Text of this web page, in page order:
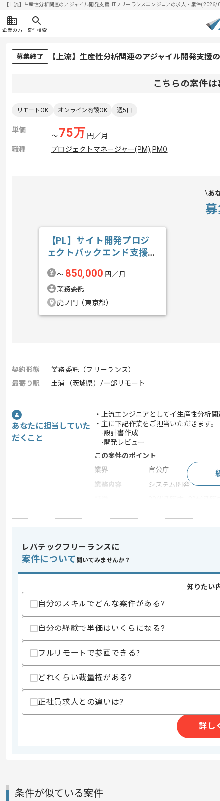
【上流】生産性分析関連のアジャイル開発支援| ITフリーランスエンジニアの求人・案件
企業の方 案件検索
募集終了 【上流】生産性分析関連のアジャイル開発支援
こちらの案件
リモートOK オンライン商談OK 週5日
単価
〜75万 円／月
職種
プロジェクトマネージャー(PM), PMO
あ
【PL】サイト開発プロジ
ェクトバックエンド支援の
〜 850,000 円／月
業務委託
虎ノ門（東京都）
契約形態
業務委託（フリーランス）
最寄り駅
土浦（茨城県）/一部リモート
あなたに担当していた
だくこと
・上流エンジニアとしてイ生産性分析
・主に下記作業をご担当いただきます。
-設計書作成
-開発レビュー
この案件のポイント
業界
官公庁
業務内容
システム開発
スキル
・アジャイル開発経験
・上流開発経験
上記に似た経験やスキルをお持ちであれば申
精算・お支払い
精算条件
有
精算基準時間
その他募集要項
商談回数
2023/11/01
メント
レバテックフリーランスに
案件について 聞いてみませんか？
知りたい
自分のスキルでどんな案件がある?
自分の経験で単価はいくらになる?
フルリモートで参画できる?
どれくらい裁量権がある?
正社員求人との違いは?
詳し
条件が似ている案件